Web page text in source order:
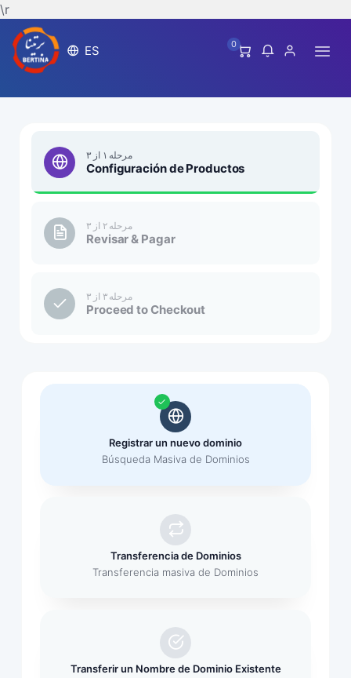
\r
ES 0
مرحله ۱ از ۳
Configuración de Productos
مرحله ۲ از ۳
Revisar & Pagar
مرحله ۳ از ۳
Proceed to Checkout
Registrar un nuevo dominio
Búsqueda Masiva de Dominios
Transferencia de Dominios
Transferencia masiva de Dominios
Transferir un Nombre de Dominio Existente